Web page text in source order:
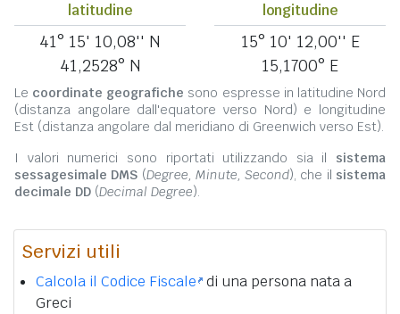
latitudine
41° 15' 10,08'' N
41,2528° N
longitudine
15° 10' 12,00'' E
15,1700° E
Le coordinate geografiche sono espresse in latitudine Nord
(distanza angolare dall'equatore verso Nord) e longitudine
Est (distanza angolare dal meridiano di Greenwich verso Est).
I valori numerici sono riportati utilizzando sia il sistema
sessagesimale DMS (Degree, Minute, Second), che il sistema
decimale DD (Decimal Degree).
Servizi utili
Calcola il Codice Fiscale di una persona nata a
Greci